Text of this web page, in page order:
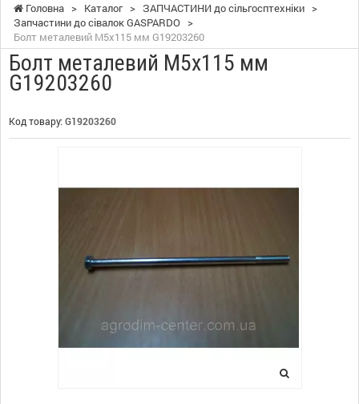
Головна > Каталог > ЗАПЧАСТИНИ до сільгосптехніки >
Запчастини до сівалок GASPARDO >
Болт металевий М5х115 мм G19203260
Болт металевий М5х115 мм
G19203260
Код товару: G19203260